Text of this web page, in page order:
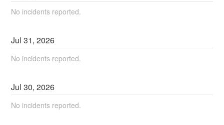
No incidents reported.
Jul31,2026
No incidents reported.
Jul30,2026
No incidents reported.